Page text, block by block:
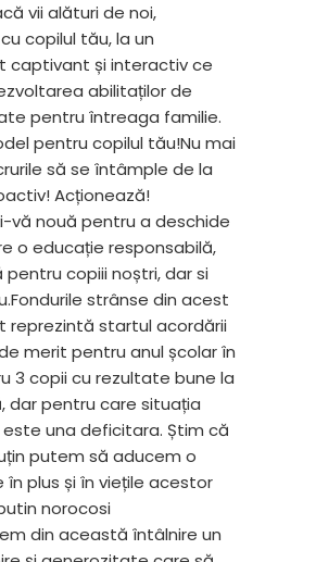
vii alături de noi,
copilul tău, la un
captivant și interactiv ce
abilitaților de
pentru întreaga familie.
pentru copilul tău!Nu mai
să se întâmple de la
Acționează!
vă nouă pentru a deschide
o educație responsabilă,
copiii noștri, dar si
strânse din acest
reprezintă startul acordării
merit pentru anul școlar în
3 copii cu rezultate bune la
dar pentru care situația
una deficitara. Știm că
putem să aducem o
în plus și în viețile acestor
norocosi
din această întâlnire un